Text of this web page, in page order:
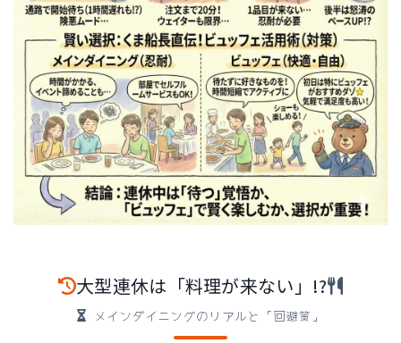
大型連休は「料理が来ない」!?
メインダイニングのリアルと「回避策」